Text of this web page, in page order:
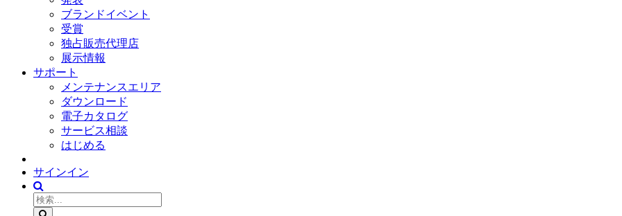
ブランドイベント
受賞
独占販売代理店
展示情報
サポート
メンテナンスエリア
ダウンロード
電子カタログ
サービス相談
はじめる
サインイン